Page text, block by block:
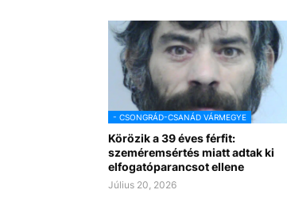
- CSONGRÁD-CSANÁD VÁRMEGYE
Körözik a 39 éves férfit:
szeméremsértés miatt adtak ki
elfogatóparancsot ellene
Július 20, 2026